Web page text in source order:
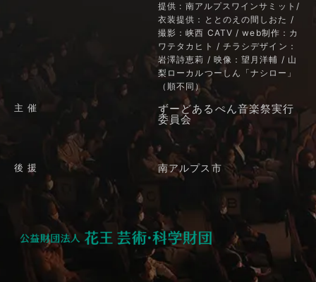
提供 : 南アルプスワインサミット /
衣装提供： ととのえの間しおた /
撮影：峡西 CATV / web制作： カ
ワテタカヒト / チラシデザイン：
岩澤詩恵莉 / 映像：望月洋輔 / 山
梨ローカルつーしん「ナシロー」
（順不同）
主 催 ずーどあるぺん音楽祭実行
委員会
後 援 南アルプス市